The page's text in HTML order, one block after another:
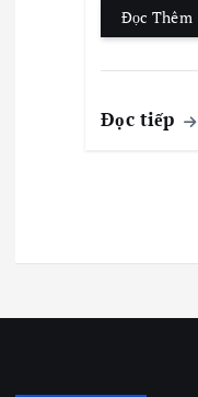
Đọc Thêm
Đọc tiếp